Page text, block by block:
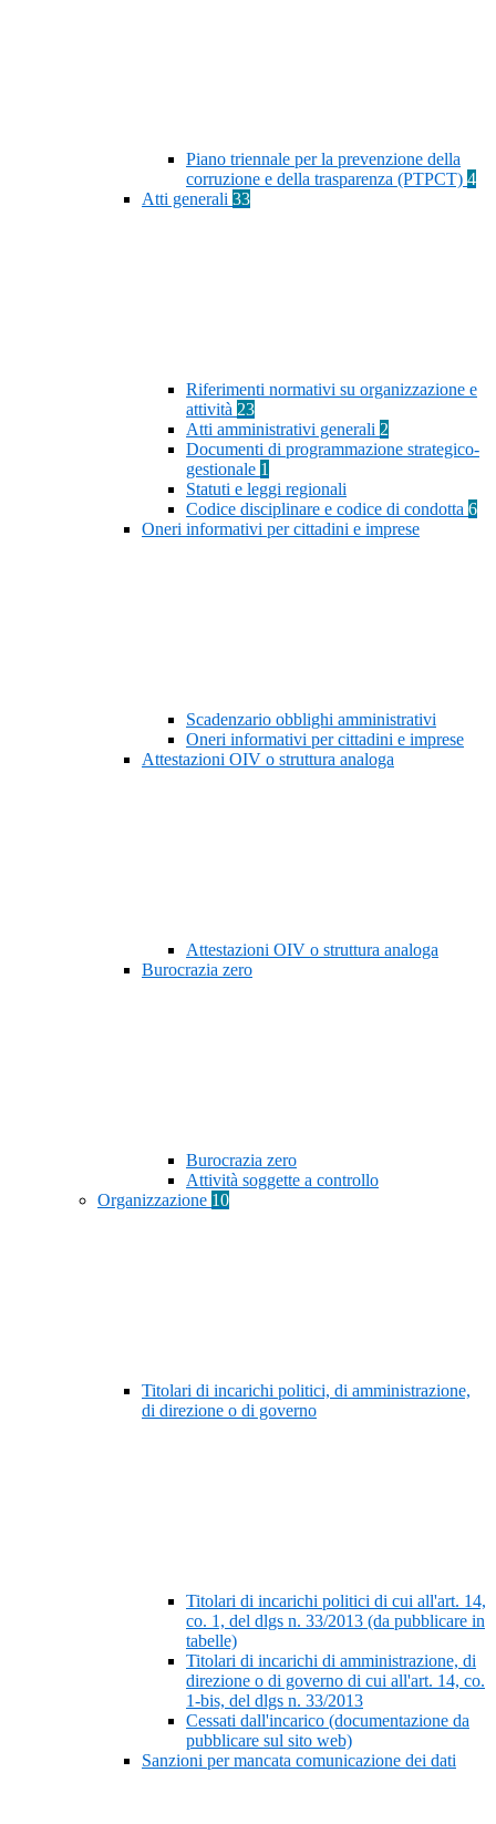
Piano triennale per la prevenzione della
corruzione e della trasparenza (PTPCT) 4
Atti generali 33
Riferimenti normativi su organizzazione e
attività 23
Atti amministrativi generali 2
Documenti di programmazione strategico-
gestionale 1
Statuti e leggi regionali
Codice disciplinare e codice di condotta 6
Oneri informativi per cittadini e imprese
Scadenzario obblighi amministrativi
Oneri informativi per cittadini e imprese
Attestazioni OIV o struttura analoga
Attestazioni OIV o struttura analoga
Burocrazia zero
Burocrazia zero
Attività soggette a controllo
Organizzazione 10
Titolari di incarichi politici, di amministrazione,
di direzione o di governo
Titolari di incarichi politici di cui all'art. 14,
co. 1, del dlgs n. 33/2013 (da pubblicare in
tabelle)
Titolari di incarichi di amministrazione, di
direzione o di governo di cui all'art. 14, co.
1-bis, del dlgs n. 33/2013
Cessati dall'incarico (documentazione da
pubblicare sul sito web)
Sanzioni per mancata comunicazione dei dati